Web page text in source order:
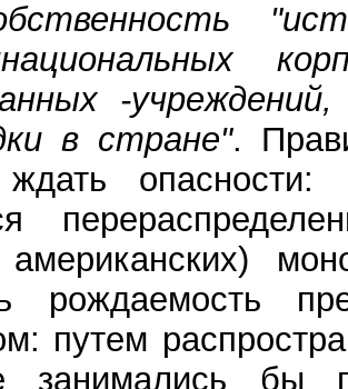
-
в стране".
ждать
американских)
рождаемость
путем
занимались бы